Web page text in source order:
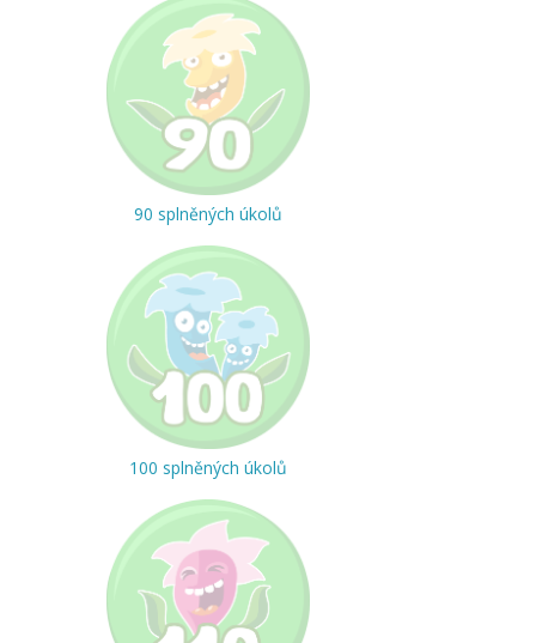
90 splněných úkolů
100 splněných úkolů